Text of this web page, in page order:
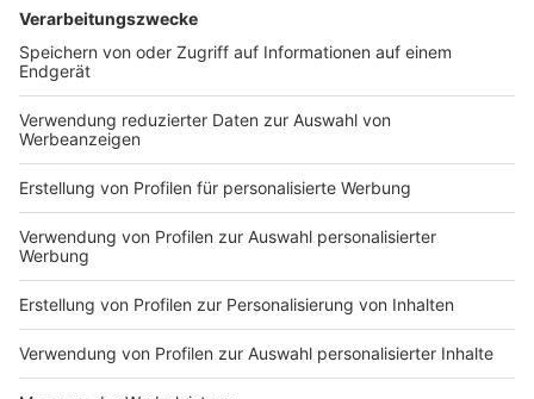
bekannt für Inszenierungen bei Großevents wie dem
Super Bowl, dem Burj Khalifa oder dem Dubai World
Cup.
Gründer Marco Niedermeier betont: „Noch nie
zuvor in Europa gezeigte animierte 2D- und 3D-
Formationen werden neue Maßstäbe im
Weitere Infos und Links zum Thema: